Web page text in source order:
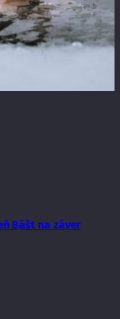
Bášt na záver